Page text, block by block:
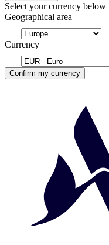
Select your currency below
Geographical area
Currency
Confirm my currency